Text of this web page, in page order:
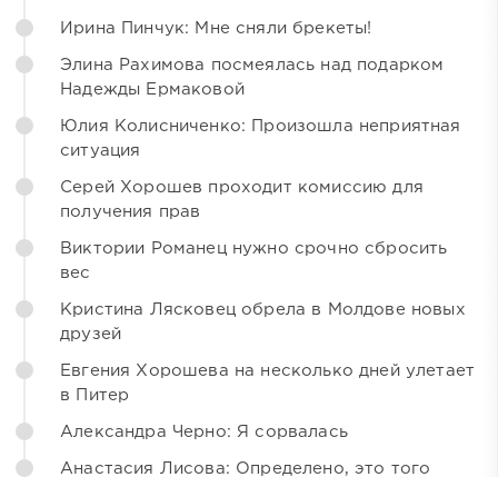
Ирина Пинчук: Мне сняли брекеты!
Элина Рахимова посмеялась над подарком
Надежды Ермаковой
Юлия Колисниченко: Произошла неприятная
ситуация
Серей Хорошев проходит комиссию для
получения прав
Виктории Романец нужно срочно сбросить
вес
Кристина Лясковец обрела в Молдове новых
друзей
Евгения Хорошева на несколько дней улетает
в Питер
Александра Черно: Я сорвалась
Анастасия Лисова: Определено, это того